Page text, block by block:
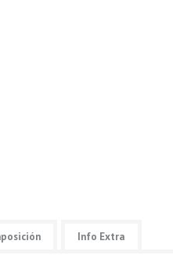
Info Extra